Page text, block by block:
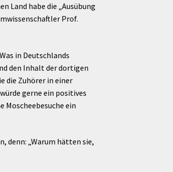
Land habe die „Ausübung
Prof.
in Deutschlands
den Inhalt der dortigen
die Zuhörer in einer
gerne ein positives
Moscheebesuche ein
denn: „Warum hätten sie,